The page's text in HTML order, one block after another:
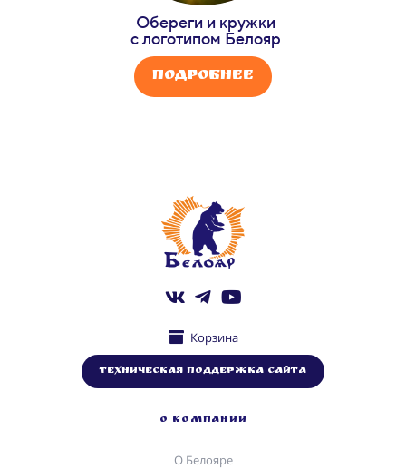
Обереги и кружки
с логотипом Белояр
Подробнее
Корзина
Техническая поддержка сайта
О КОМПАНИИ
О Белояре